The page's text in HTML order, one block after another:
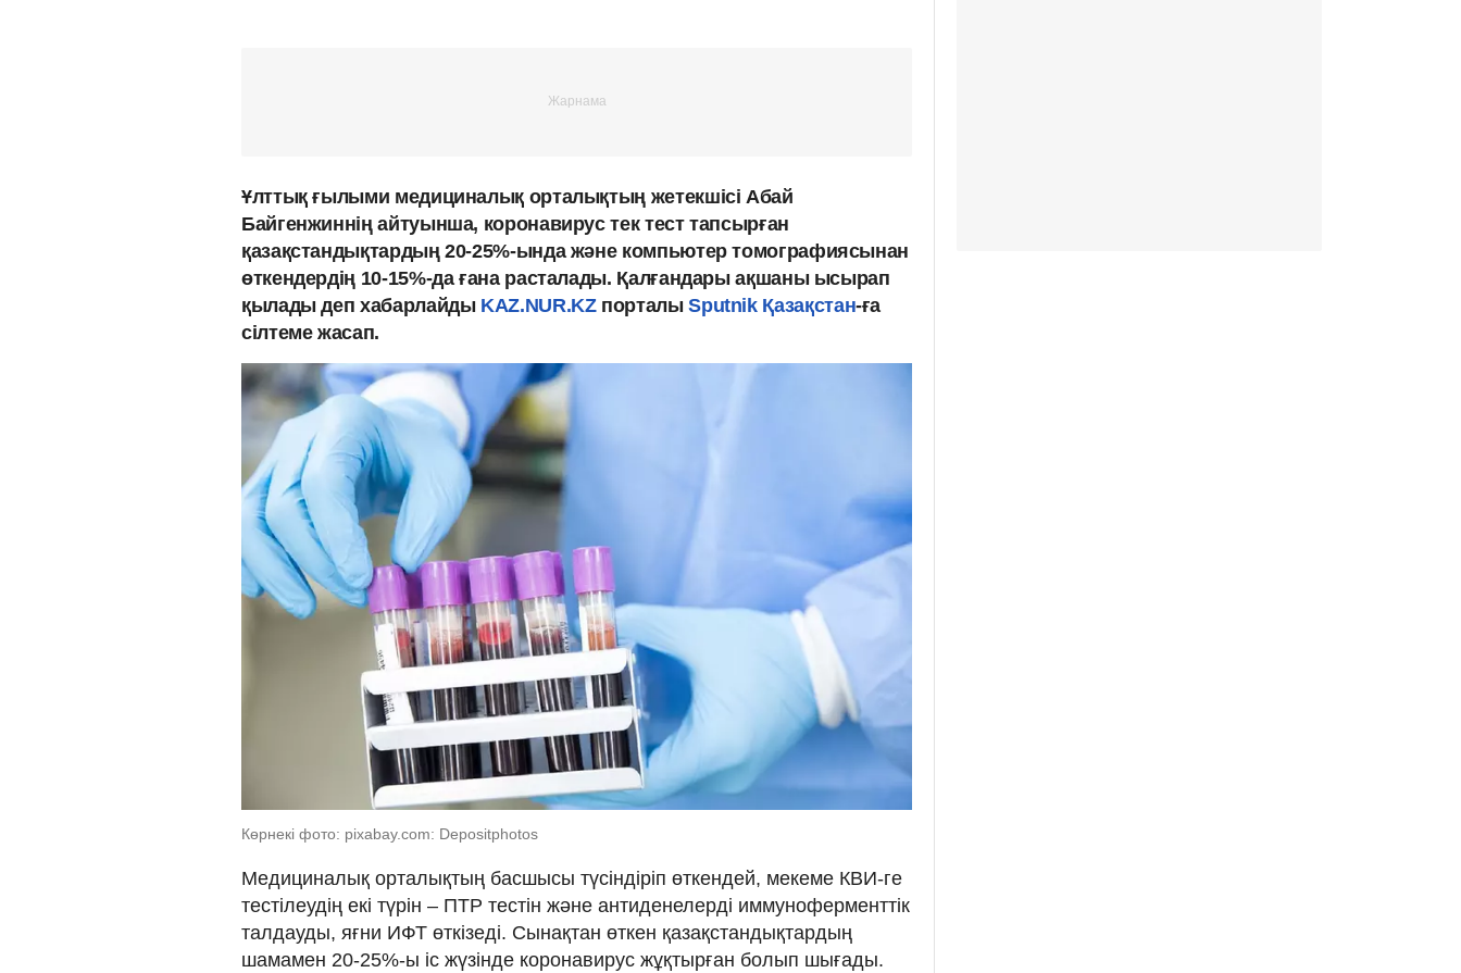
Ұлттық ғылыми медициналық орталықтың жетекшісі Абай
Байгенжиннің айтуынша, коронавирус тек тест тапсырған
қазақстандықтардың 20-25%-ында және компьютер томографиясынан
өткендердің 10-15%-да ғана расталады. Қалғандары ақшаны ысырап
қылады деп хабарлайды KAZ.NUR.KZпорталыSputnik Қазақстан-ға
сілтеме жасап.
Көрнекі фото: pixabay.com: Depositphotos
Медициналық орталықтың басшысы түсіндіріп өткендей, мекеме КВИ-ге
тестілеудің екі түрін – ПТР тестін және антиденелерді иммуноферменттік
талдауды, яғни ИФТ өткізеді. Сынақтан өткен қазақстандықтардың
шамамен 20-25%-ы іс жүзінде коронавирус жұқтырған болып шығады.